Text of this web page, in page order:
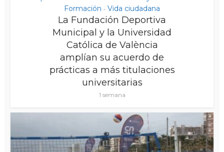
Formación • Vida ciudadana
La Fundación Deportiva
Municipal y la Universidad
Católica de València
amplían su acuerdo de
prácticas a más titulaciones
universitarias
1 semana